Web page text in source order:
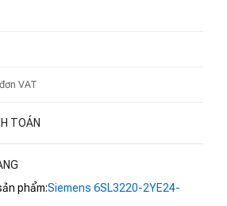
VAT
TOÁN
phẩm:Siemens 6SL3220-2YE24-